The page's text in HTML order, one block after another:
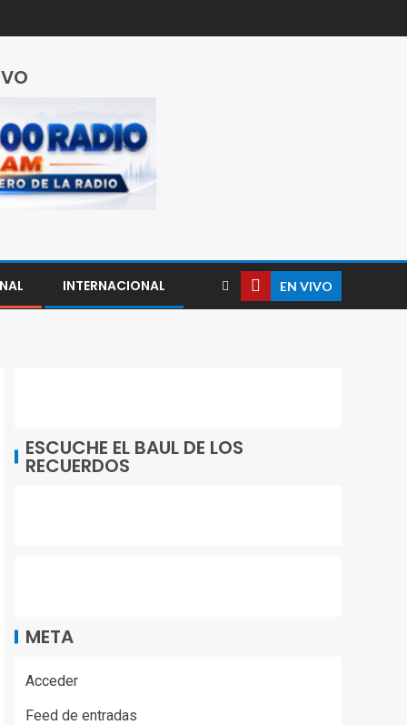
INTERNACIONAL EN VIVO
ESCUCHE EL BAUL DE LOS
RECUERDOS
META
Acceder
Feed de entradas